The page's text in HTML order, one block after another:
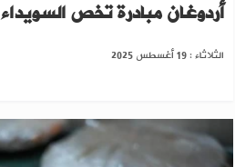
أردوغان مبادرة تخص السويداء
الثلاثاء : 19 أغسطس 2025